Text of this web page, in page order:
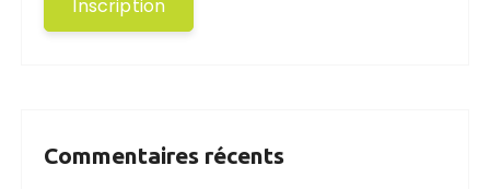
Commentaires récents